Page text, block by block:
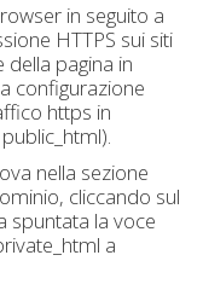
in seguito a
HTTPS sui siti
pagina in
configurazione
https in
nella sezione
cliccando sul
spuntata la voce
a